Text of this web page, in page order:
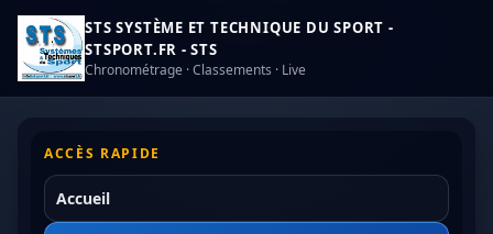
STS SYSTÈME ET TECHNIQUE DU SPORT -
STSPORT.FR - STS
Chronométrage · Classements · Live
ACCÈS RAPIDE
Accueil